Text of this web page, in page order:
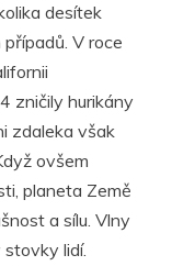
desítek
V roce
zničily hurikány
zdaleka však
ovšem
planeta Země
a sílu. Vlny
lidí.